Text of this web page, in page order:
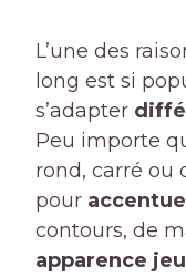
L’une des
long est si
s’adapter
Peu importe
rond, carré ou
pour
contours, de
apparence